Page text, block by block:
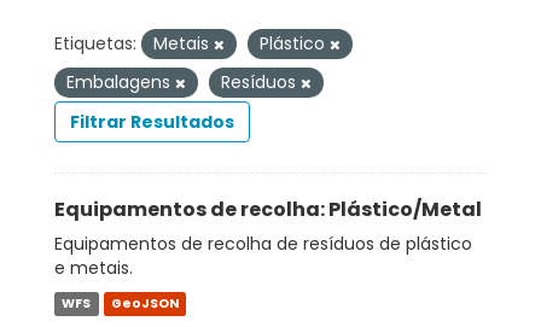
Etiquetas: Metais
Plástico
Embalagens
Resíduos
Filtrar Resultados
Equipamentos de recolha: Plástico/Metal
Equipamentos de recolha de resíduos de plástico
e metais.
WFS GeoJSON